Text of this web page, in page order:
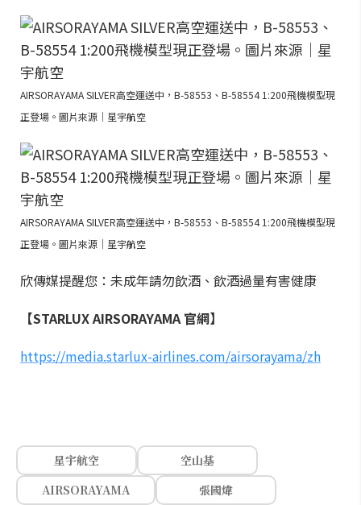
AIRSORAYAMA SILVER高空運送中，B-58553、B-58554 1:200飛機模型現
正登場。圖片來源｜星宇航空
AIRSORAYAMA SILVER高空運送中，B-58553、B-58554 1:200飛機模型現
正登場。圖片來源｜星宇航空
欣傳媒提醒您：未成年請勿飲酒、飲酒過量有害健康
【STARLUX AIRSORAYAMA 官網】
https://media.starlux-airlines.com/airsorayama/zh
星宇航空
空山基
AIRSORAYAMA
張國煒